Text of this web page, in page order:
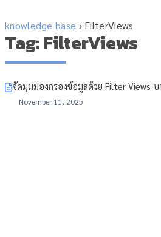
knowledge base ›FilterViews
Tag: FilterViews
จัดมุมมองกรองข้อมูลด้วย Filter Views
November 11, 2025